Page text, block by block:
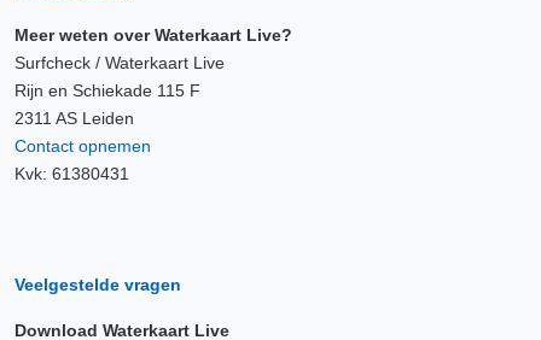
Meer weten over Waterkaart Live?
Surfcheck / Waterkaart Live
Rijn en Schiekade 115 F
2311 AS Leiden
Contact opnemen
Kvk: 61380431
Veelgestelde vragen
Download Waterkaart Live